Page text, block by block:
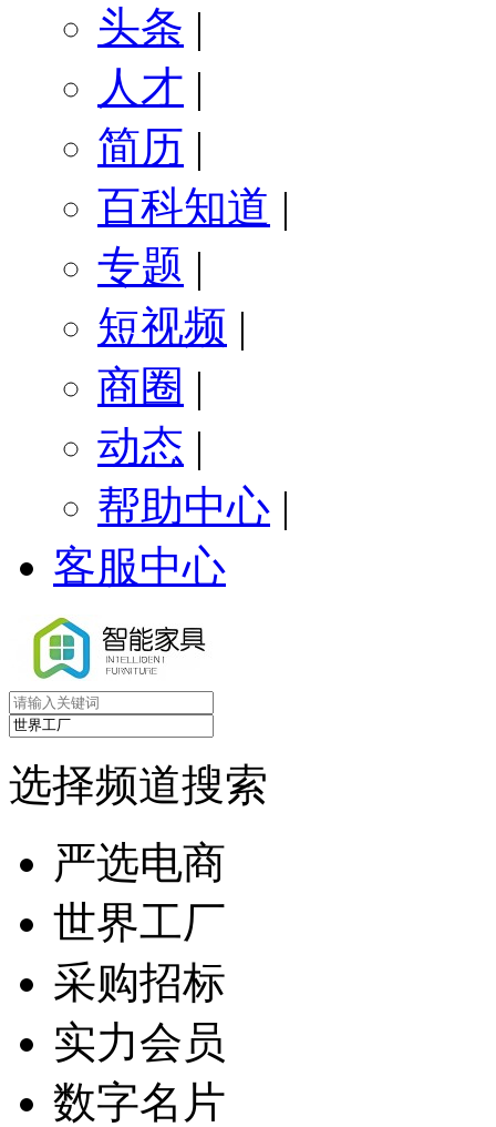
头条 |
人才 |
简历 |
百科知道 |
专题 |
短视频 |
商圈 |
动态 |
帮助中心 |
客服中心
选择频道搜索
严选电商
世界工厂
采购招标
实力会员
数字名片